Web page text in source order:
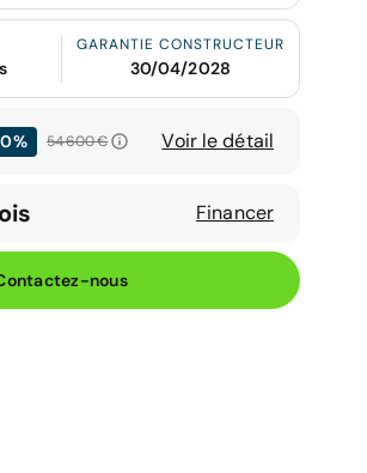
GARANTIE CONSTRUCTEUR
30/04/2028
54 600 € Voir le détail
Financer
nous